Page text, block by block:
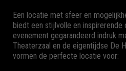
Een locatie met sfeer en
biedt een stijlvolle en inspirerende
evenement gegarandeerd indruk
Theaterzaal en de eigentijdse De
vormen de perfecte locatie voor: